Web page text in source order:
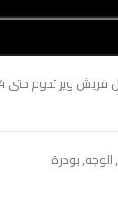
,الوجه,بودرة